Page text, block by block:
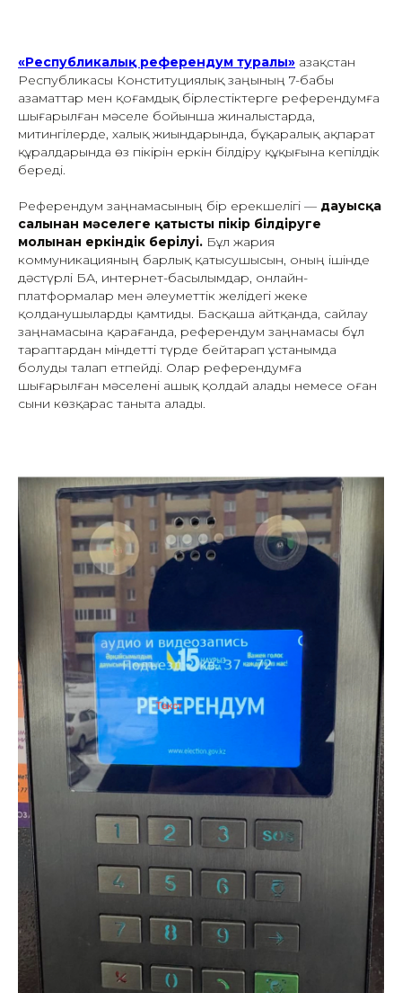
«Республикалық референдум туралы» Қазақстан
Республикасы Конституциялық заңының 7-бабы
азаматтар мен қоғамдық бірлестіктерге референдумға
шығарылған мәселе бойынша жиналыстарда,
митингілерде, халық жиындарында, бұқаралық ақпарат
құралдарында өз пікірін еркін білдіру құқығына кепілдік
береді.
Референдум заңнамасының бір ерекшелігі — дауысқа
салынған мәселеге қатысты пікір білдіруге
молынан еркіндік берілуі. Бұл жария
коммуникацияның барлық қатысушысын, оның ішінде
дәстүрлі БАҚ, интернет-басылымдар, онлайн-
платформалар мен әлеуметтік желідегі жеке
қолданушыларды қамтиды. Басқаша айтқанда, сайлау
заңнамасына қарағанда, референдум заңнамасы бұл
тараптардан міндетті түрде бейтарап ұстанымда
болуды талап етпейді. Олар референдумға
шығарылған мәселені ашық қолдай алады немесе оған
сыни көзқарас таныта алады.